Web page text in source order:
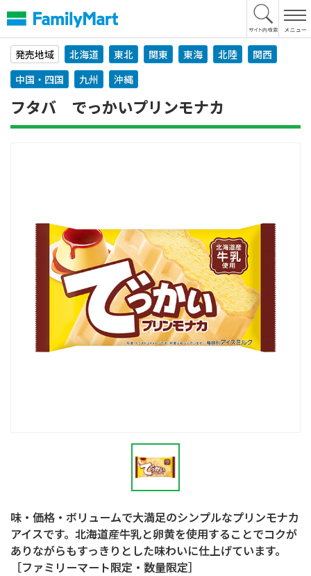
文
へ
発売地域
北海道 東北 関東 東海 北陸
関西
中国・四国
九州 沖縄
フタバ でっかいプリンモナカ
味・価格・ボリュームで大満足のシンプルなプリンモナカ
アイスです。北海道産牛乳と卵黄を使用することでコクが
ありながらもすっきりとした味わいに仕上げています。
［ファミリーマート限定・数量限定］